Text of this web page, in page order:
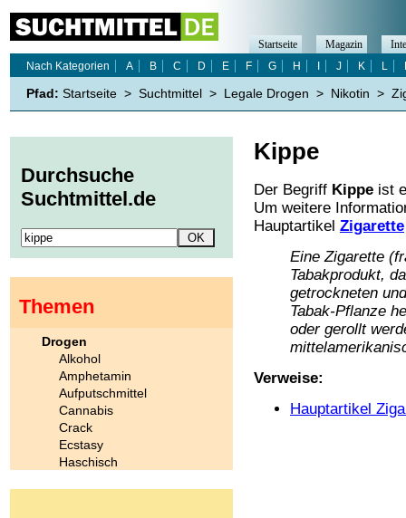
Kippe
Der Begriff Kippe ist
Um weitere
Hauptartikel Zigarette
Eine Zigarette
Tabakprodukt,
getrockneten
Tabak-Pflanze
oder gerollt
Verweise:
Hauptartikel
Startseite Magazin
Nach Kategorien
A B C D E F G H J K L
Pfad: Startseite > Suchtmittel > Legale Drogen > Nikotin >
Durchsuche
Suchtmittel.de
Themen
Drogen
Alkohol
Amphetamin
Aufputschmittel
Cannabis
Crack
Ecstasy
Haschisch